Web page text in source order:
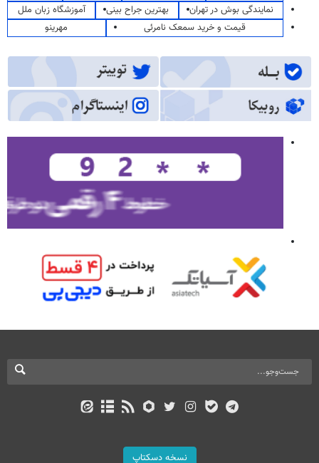
نمایندگی بوش در تهران
بهترین جراح بینی
آموزشگاه زبان ملل
قیمت و خرید سمعک نامرئی
مهرینو
نسخه دسکتاپ